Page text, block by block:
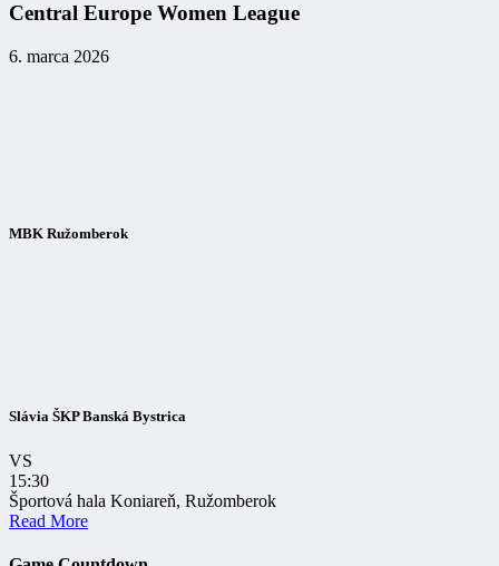
Central Europe Women League
6. marca 2026
MBK Ružomberok
Slávia ŠKP Banská Bystrica
VS
15:30
Športová hala Koniareň, Ružomberok
Read More